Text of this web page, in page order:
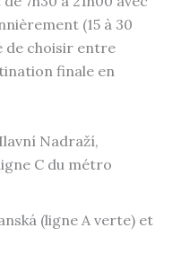
(15 à 30
de choisir entre
finale en
Nadraží,
C du métro
(ligne A verte) et